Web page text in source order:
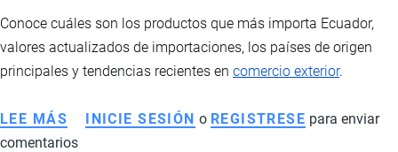
Conoce cuáles son los productos que más importa Ecuador,
valores actualizados de importaciones, los países de origen
principales y tendencias recientes en comercio exterior.
LEE MÁS SOBRE
PRINCIPALES
INICIE SESIÓN o REGISTRESE para enviar
comentarios